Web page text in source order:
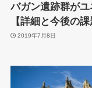
バガン遺跡群がユ
【詳細と今後の
2019年7月8日